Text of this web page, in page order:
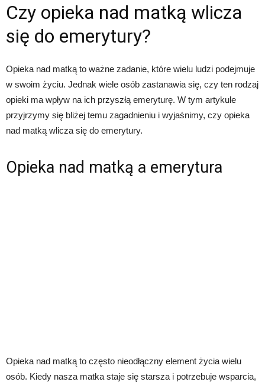
Czy opieka nad matką wlicza
się do emerytury?
Opieka nad matką to ważne zadanie, które wielu ludzi podejmuje
w swoim życiu. Jednak wiele osób zastanawia się, czy ten rodzaj
opieki ma wpływ na ich przyszłą emeryturę. W tym artykule
przyjrzymy się bliżej temu zagadnieniu i wyjaśnimy, czy opieka
nad matką wlicza się do emerytury.
Opieka nad matką a emerytura
Opieka nad matką to często nieodłączny element życia wielu
osób. Kiedy nasza matka staje się starsza i potrzebuje wsparcia,